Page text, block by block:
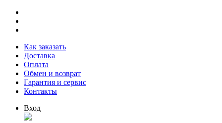
Как заказать
Доставка
Оплата
Обмен и возврат
Гарантия и сервис
Контакты
Вход